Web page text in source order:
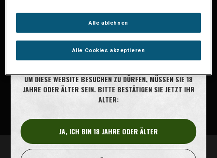
Cookie-Bestimmungen
Cookie-Einstellungen
Impressum
SIND SIE 18 JAHRE ODER ÄLTER?
UM DIESE WEBSITE BESUCHEN ZU DÜRFEN, MÜSSEN SIE 18
JAHRE ODER ÄLTER SEIN. BITTE BESTÄTIGEN SIE JETZT IHR
ALTER:
JA, ICH BIN 18 JAHRE ODER ÄLTER
Alle ablehnen
Alle Cookies akzeptieren